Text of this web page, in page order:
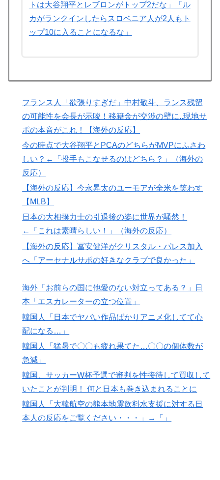
【海外の反応】韓国が日本による竹島の領有権主張に対
して強く抗議したらしい → 「もはや毎年の恒例行事だ
な」「他のことから国民の目をそらせるからお互いの政
▶ アメリカ人「お前らの学校ではどんな理由で退学者が出
た？？」
▶ ワイ「飯食う前にうんちしたろ！（ﾌﾞﾘｯw）」
▶ 韓国人「日本のアニメ業界で100年続いている暗黙の伝
統がこちら・・・」
▶ 海外の反応：鈴木誠也が豪快な弾丸19号HRと好守備で
大谷ドジャース撃破に貢献「トレードされなくて良かっ
た」とカブスファン絶賛
▶ 海外「コーヒー1杯が6ドルって何なんだ、レシートを二
度見した」値上げで買うのをやめたもの…
▶ 移民ベトナム女達の宅飲み、レベチｗｗｗｗｗｗｗｗｗ
ｗｗｗｗｗｗｗｗｗｗｗｗｗｗｗ
トは大谷翔平とレブロンがトップ2だな」「ル
カがランクインしたらスロベニア人が2人もト
ップ10に入ることになるな」
フランス人「欲張りすぎだ」中村敬斗、ランス残留
の可能性を会長が示唆！移籍金が交渉の壁に..現地サ
ポの本音がこれ！【海外の反応】
今の時点で大谷翔平とPCAのどちらがMVPにふさわ
しい？←「投手もこなせるのはどちら？」（海外の
反応）
【海外の反応】今永昇太のユーモアが全米を笑わす
【MLB】
日本の大相撲力士の引退後の姿に世界が騒然！
←「これは素晴らしい！」（海外の反応）
【海外の反応】冨安健洋がクリスタル・パレス加入
へ「アーセナルサポの好きなクラブで良かった」
海外「お前らの国に他愛のない対立ってある？」日
本「エスカレーターの立つ位置」
韓国人「日本でヤバい作品ばかりアニメ化してて心
配になる…」
韓国人「猛暑で〇〇も疲れ果てた…〇〇の個体数が
急減」
韓国、サッカーW杯予選で審判を性接待して買収して
いたことが判明！ 何と日本も巻き込まれることに
韓国人「大韓航空の熊本地震飲料水支援に対する日
本人の反応をご覧ください・・・」→「」